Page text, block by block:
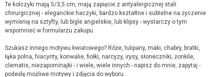
Te kolczyki mają 5/3,5 cm, mają zapięcie z antyalergicznej stali
chirurgicznej - eleganckie haczyki, bardzo kształtne i subtelne na życzenie
wymienię na sztyfty, lub bigle angielskie, lub klipsy - wystarczy o tym
wspomnieć w formularzu zakupu.
Szukasz innego motywu kwiatowego? Róże, tulipany, maki, chabry, bratki,
łąka polna, hiacynty, konwalie, fiołki, narcyzy, irysy, słoneczniki, żonkile,
clematis, niezapominajki - i wiele, wiele innych - napisz do mnie, zapytaj -
podeślę możliwe motywy i zdjęcia do wyboru.